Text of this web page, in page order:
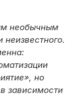
необычным
но
зависимости